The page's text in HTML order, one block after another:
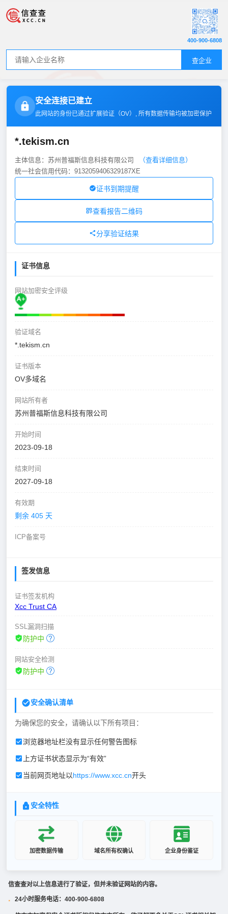
查企业
400-900-6808
安全连接已建立
此网站的身份已通过扩展验证（OV）, 所有数据传输均被加密保护
*.tekism.cn
主体信息：苏州普福斯信息科技有限公司
（查看详细信息）
统一社会信用代码：9132059406329187XE
证书到期提醒
查看报告二维码
分享验证结果
证书信息
网站加密安全评级
验证域名
*.tekism.cn
证书版本
OV多域名
网站所有者
苏州普福斯信息科技有限公司
开始时间
2023-09-18
结束时间
2027-09-18
有效期
剩余 405 天
ICP备案号
签发信息
证书签发机构
Xcc Trust CA
SSL漏洞扫描
防护中
网站安全检测
防护中
安全确认清单
为确保您的安全，请确认以下所有项目：
浏览器地址栏没有显示任何警告图标
上方证书状态显示为“有效”
当前网页地址以https://www.xcc.cn开头
安全特性
加密数据传输 域名所有权确认 企业身份鉴证
信查查对以上信息进行了验证，但并未验证网站的内容。
· 24小时服务电话：400-900-6808